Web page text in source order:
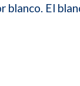
blanco. El